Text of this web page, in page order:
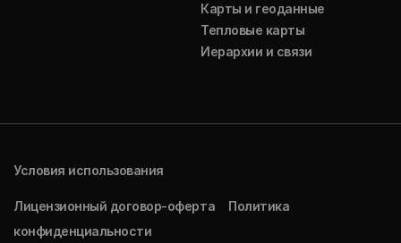
Карты и геоданные
Тепловые карты
Иерархии и связи
Условия использования
Лицензионный договор-оферта
Политика
конфиденциальности